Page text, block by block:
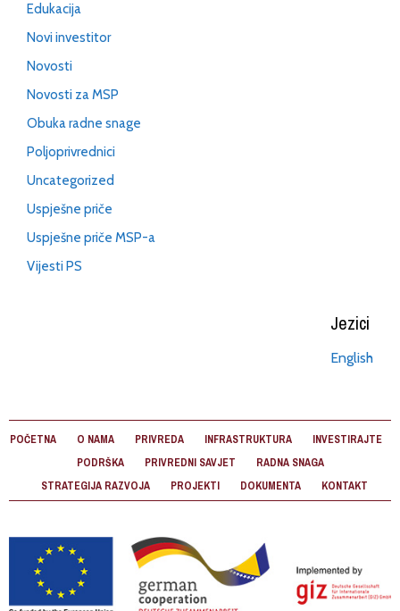
Edukacija
Novi investitor
Novosti
Novosti za MSP
Obuka radne snage
Poljoprivrednici
Uncategorized
Uspješne priče
Uspješne priče MSP-a
Vijesti PS
Jezici
English
POČETNA O NAMA PRIVREDA INFRASTRUKTURA
INVESTIRAJTE
PODRŠKA
PRIVREDNI SAVJET
RADNA SNAGA
STRATEGIJA RAZVOJA
PROJEKTI DOKUMENTA KONTAKT